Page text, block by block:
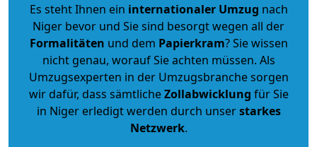
Es steht Ihnen ein internationaler Umzug nach
Niger bevor und Sie sind besorgt wegen all der
Formalitäten und dem Papierkram? Sie wissen
nicht genau, worauf Sie achten müssen. Als
Umzugsexperten in der Umzugsbranche sorgen
wir dafür, dass sämtlicheZollabwicklung für Sie
in Niger erledigt werden durch unserstarkes
Netzwerk.